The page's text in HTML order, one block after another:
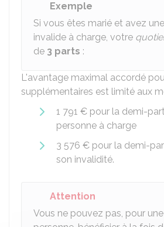
Exemple
Si vous êtes marié et avez
invalide à charge, votre
de 3 parts :
L'avantage maximal accordé
supplémentaires est limité aux
1 791 € pour la demi-
personne à charge
3 576 € pour la demi-
son invalidité.
Attention
Vous ne pouvez pas, pour